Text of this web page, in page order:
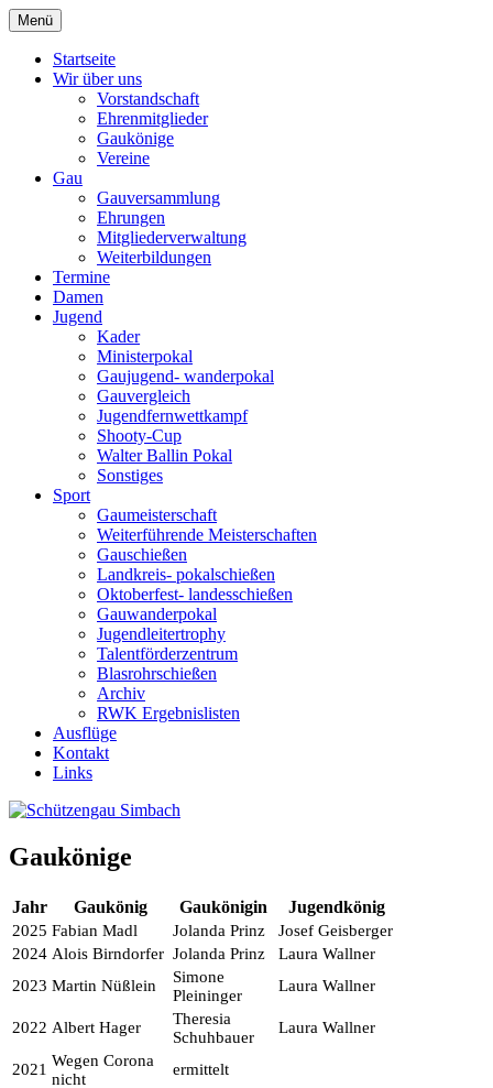
Zum
Inhalt
springen
Schützengau Simbach
Menü
Startseite
Wir über uns
Vorstandschaft
Ehrenmitglieder
Gaukönige
Vereine
Gau
Gauversammlung
Ehrungen
Mitgliederverwaltung
Weiterbildungen
Termine
Damen
Jugend
Kader
Ministerpokal
Gaujugend- wanderpokal
Gauvergleich
Jugendfernwettkampf
Shooty-Cup
Walter Ballin Pokal
Sonstiges
Sport
Gaumeisterschaft
Weiterführende Meisterschaften
Gauschießen
Landkreis- pokalschießen
Oktoberfest- landesschießen
Gauwanderpokal
Jugendleitertrophy
Talentförderzentrum
Blasrohrschießen
Archiv
RWK Ergebnislisten
Ausflüge
Kontakt
Links
Gaukönige
Jahr Gaukönig Gaukönigin Jugendkönig
2025 Fabian Madl Jolanda Prinz
Josef Geisberger
2024 Alois Birndorfer Jolanda Prinz
Laura Wallner
2023 Martin Nüßlein
Simone
Pleininger
Laura Wallner
2022 Albert Hager
Theresia
Schuhbauer
Laura Wallner
2021 Wegen Corona
nicht
ermittelt